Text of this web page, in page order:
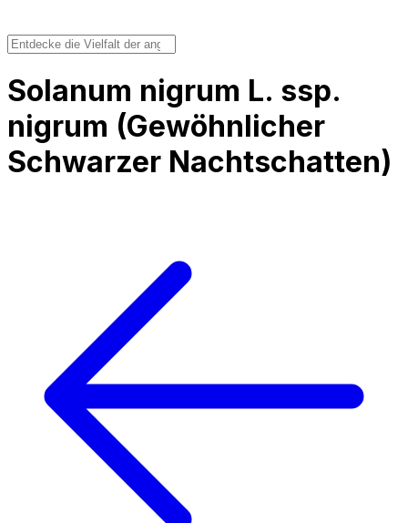
Solanum nigrum L. ssp.
nigrum (Gewöhnlicher
Schwarzer Nachtschatten)